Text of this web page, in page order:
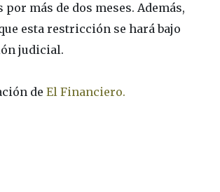
más de dos meses. Además,
esta restricción se hará bajo
judicial.
de El Financiero.